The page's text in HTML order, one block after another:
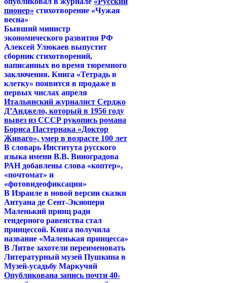
пионер» стихотворение «Чужая
весна»
Бывший министр
экономического развития РФ
Алексей Улюкаев выпустит
сборник стихотворений,
написанных во время тюремного
заключения. Книга «Тетрадь в
клетку» появится в продаже в
первых числах апреля
Итальянский журналист Серджо
Д’Анджело, который в 1956 году
вывез из СССР рукопись романа
Бориса Пастернака «Доктор
Живаго», умер в возрасте 100 лет
В словарь Института русского
языка имени В.В. Виноградова
РАН добавлены слова «коптер»,
«почтомат» и
«фотовидеофиксация»
В Израиле в новой версии сказки
Антуана де Сент-Экзюпери
Маленький принц ради
гендерного равенства стал
принцессой. Книга получила
название «Маленькая принцесса»
В Литве захотели переименовать
Литературный музей Пушкина в
Музей-усадьбу Маркучяй
Опубликована запись почти 40-